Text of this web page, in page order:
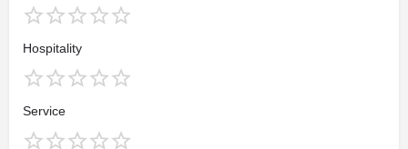
Hospitality
Service